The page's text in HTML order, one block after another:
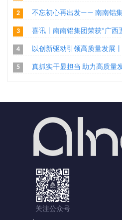
2 不忘初心再出发—— 南南铝集团举办
3 喜讯丨南南铝集团荣获“广西
4 以创新驱动引领高质量发展丨南南铝集团荣获2020年度“广西
5 真抓实干显担当 助力高质量发展|南南铝汽车组件第一事业
关注公众号